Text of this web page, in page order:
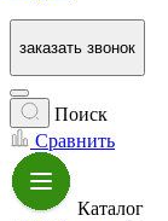
заказать звонок
Поиск
Сравнить
Каталог